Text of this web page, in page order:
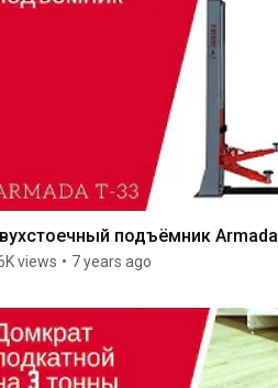
подъёмник Armada
views • 7 years ago